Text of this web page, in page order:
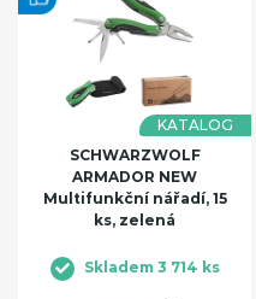
KATALOG
SCHWARZWOLF
ARMADOR NEW
Multifunkční nářadí, 15
ks, zelená
Skladem 3 714 ks